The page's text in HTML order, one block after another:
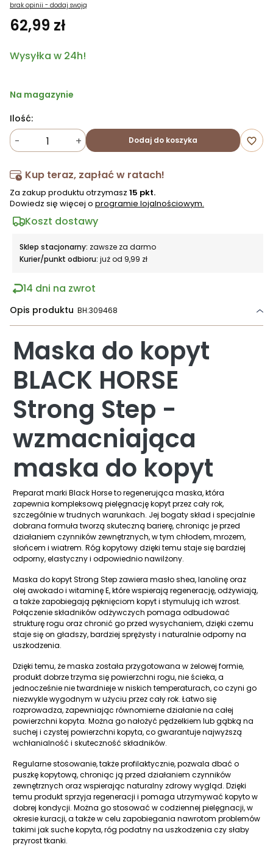
brak opinii - dodaj swoją
62,99 zł
Wysyłka w 24h!
Na magazynie
Ilość:
- + Dodaj do koszyka favorite_border
Kup teraz, zapłać w ratach!
Za zakup produktu otrzymasz 15 pkt.
Dowiedz się więcej o programie lojalnościowym.
Koszt dostawy
Sklep stacjonarny: zawsze za darmo
Kurier/punkt odbioru: już od 9,99 zł
14 dni na zwrot
Opis produktu BH:309468
Maska do kopyt
BLACK HORSE
Strong Step -
wzmacniająca
maska do kopyt
Preparat marki Black Horse to regenerująca maska, która
zapewnia kompleksową pielęgnację kopyt przez cały rok,
szczególnie w trudnych warunkach. Jej bogaty skład i specjalnie
dobrana formuła tworzą skuteczną barierę, chroniąc je przed
działaniem czynników zewnętrznych, w tym chłodem, mrozem,
słońcem i wiatrem. Róg kopytowy dzięki temu staje się bardziej
odporny, elastyczny i odpowiednio nawilżony.
Maska do kopyt Strong Step zawiera masło shea, lanolinę oraz
olej awokado i witaminę E, które wspierają regenerację, odżywiają,
a także zapobiegają pęknięciom kopyt i stymulują ich wzrost.
Połączenie składników odżywczych pomaga odbudować
strukturę rogu oraz chronić go przed wysychaniem, dzięki czemu
staje się on gładszy, bardziej sprężysty i naturalnie odporny na
uszkodzenia.
Dzięki temu, że maska została przygotowana w żelowej formie,
produkt dobrze trzyma się powierzchni rogu, nie ścieka, a
jednocześnie nie twardnieje w niskich temperaturach, co czyni go
niezwykle wygodnym w użyciu przez cały rok. Łatwo się
rozprowadza, zapewniając równomierne działanie na całej
powierzchni kopyta. Można go nałożyć pędzelkiem lub gąbką na
suchej i czystej powierzchni kopyta, co gwarantuje najwyższą
wchłanialność i skuteczność składników.
Regularne stosowanie, także profilaktycznie, pozwala dbać o
puszkę kopytową, chroniąc ją przed działaniem czynników
zewnętrznych oraz wspierając naturalny zdrowy wygląd. Dzięki
temu produkt sprzyja regeneracji i pomaga utrzymywać kopyto w
dobrej kondycji. Można go stosować w codziennej pielęgnacji, w
okresie kuracji, a także w celu zapobiegania nawrotom problemów
takimi jak suche kopyta, róg podatny na uszkodzenia czy słaby
przyrost tkanki.